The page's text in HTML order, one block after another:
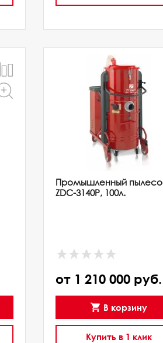
Промышленный
ZDC-3140P, 100л.
от 1 210 000 руб.
В корзину
Купить в 1 клик